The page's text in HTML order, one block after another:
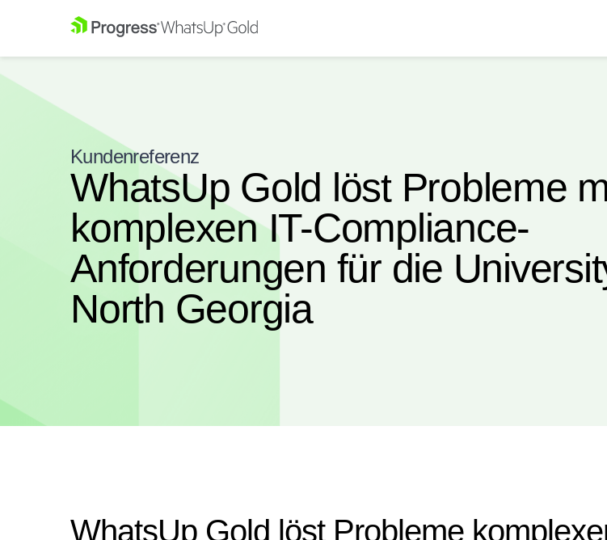
Kundenreferenz
WhatsUp Gold löst Probleme
komplexen IT-Compliance-
Anforderungen für die
North Georgia
WhatsUp Gold löst Probleme